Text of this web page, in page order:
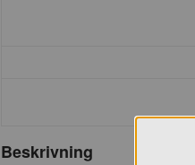
Beskrivning